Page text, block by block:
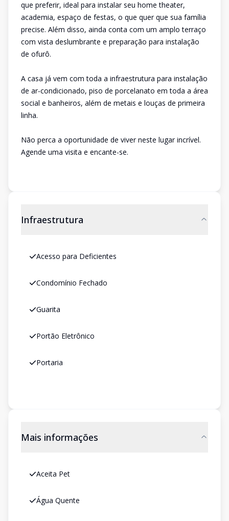
que preferir, ideal para instalar seu home theater,
academia, espaço de festas, o que quer que sua família
precise. Além disso, ainda conta com um amplo terraço
com vista deslumbrante e preparação para instalação
de ofurô.
A casa já vem com toda a infraestrutura para instalação
de ar-condicionado, piso de porcelanato em toda a área
social e banheiros, além de metais e louças de primeira
linha.
Não perca a oportunidade de viver neste lugar incrível.
Agende uma visita e encante-se.
Infraestrutura
Acesso para Deficientes
Condomínio Fechado
Guarita
Portão Eletrônico
Portaria
Mais informações
Aceita Pet
Água Quente